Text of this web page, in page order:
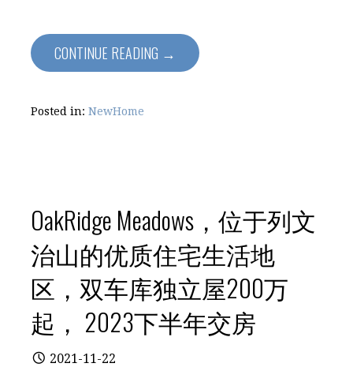
CONTINUE READING →
Posted in: NewHome
OakRidge Meadows，位于列文
治‬山的优质住宅生活地
区，双车库独立屋200万
起， 2023下半年交房
2021-11-22